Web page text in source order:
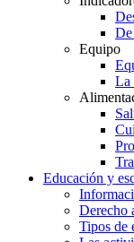
De
Equipo
La
Educación y
Derecho
Tipos de